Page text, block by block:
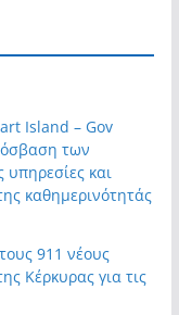
Island – Gov
των
και
καθημερινότητάς
911 νέους
Κέρκυρας για τις